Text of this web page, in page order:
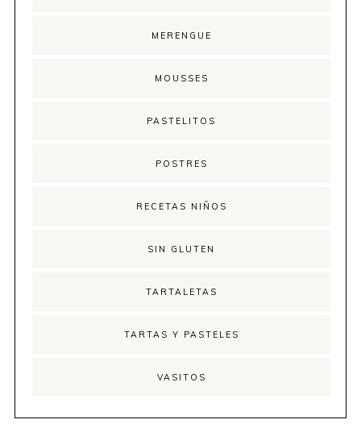
MERENGUE
MOUSSES
PASTELITOS
POSTRES
RECETAS NIÑOS
SIN GLUTEN
TARTALETAS
TARTAS Y PASTELES
VASITOS